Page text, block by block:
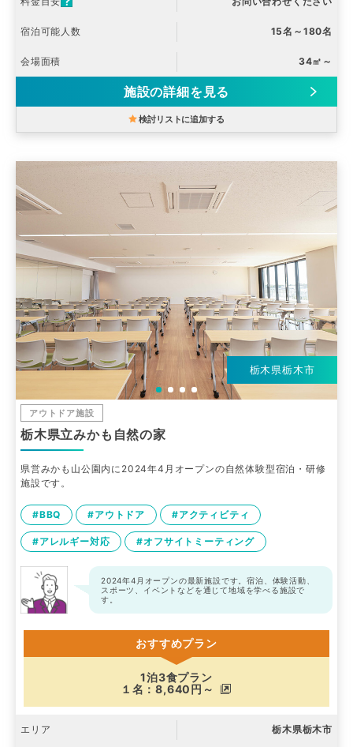
宿泊可能人数 15名～180名
会場面積 34㎡～
施設の詳細を見る
検討リストに追加する
栃木県栃木市
アウトドア施設
栃木県立みかも自然の家
県営みかも山公園内に2024年4月オープンの自然体験型宿泊・研修
施設です。
#BBQ #アウトドア #アクティビティ
#アレルギー対応 #オフサイトミーティング
2024年4月オープンの最新施設です。宿泊、体験活動、
スポーツ、イベントなどを通じて地域を学べる施設で
す。
おすすめプラン
1泊3食プラン
１名：8,640円～
エリア 栃木県栃木市